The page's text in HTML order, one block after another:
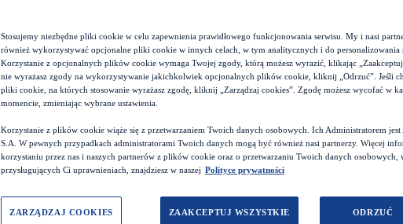
Stosujemy niezbędne pliki cookie w celu zapewnienia prawidłowego funkcjonowania serwisu. My i nasi
również wykorzystywać opcjonalne pliki cookie w innych celach, w tym analitycznych i do personalizowania
Korzystanie z opcjonalnych plików cookie wymaga Twojej zgody, którą możesz wyrazić, klikając „Zaakceptuj
nie wyrażasz zgody na wykorzystywanie jakichkolwiek opcjonalnych plików cookie, kliknij „Odrzuć”. Jeśli
pliki cookie, na których stosowanie wyrażasz zgodę, kliknij „Zarządzaj cookies”. Zgodę możesz wycofać w
momencie, zmieniając wybrane ustawienia.
Korzystanie z plików cookie wiąże się z przetwarzaniem Twoich danych osobowych. Ich Administratorem jest
S.A. W pewnych przypadkach administratorami Twoich danych mogą być również nasi partnerzy. Więcej
korzystaniu przez nas i naszych partnerów z plików cookie oraz o przetwarzaniu Twoich danych osobowych,
przysługujących Ci uprawnieniach, znajdziesz w naszej Polityce prywatności
ZAAKCEPTUJ WSZYSTKIE ODRZUĆ
ZARZĄDZAJ COOKIES